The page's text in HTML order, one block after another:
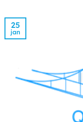
25
jan